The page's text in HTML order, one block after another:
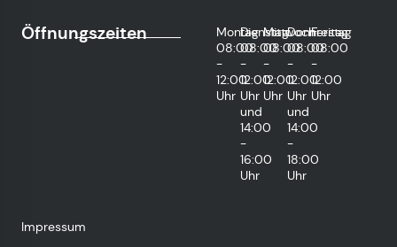
Öffnungszeiten
Montag
08:00
-
12:00
Uhr
Dienstag
08:00
-
12:00
Uhr
und
14:00
-
16:00
Uhr
Mittwoch
08:00
-
12:00
Uhr
Donnerstag
08:00
-
12:00
Uhr
und
14:00
-
18:00
Uhr
Freitag
08:00
-
12:00
Uhr
Impressum